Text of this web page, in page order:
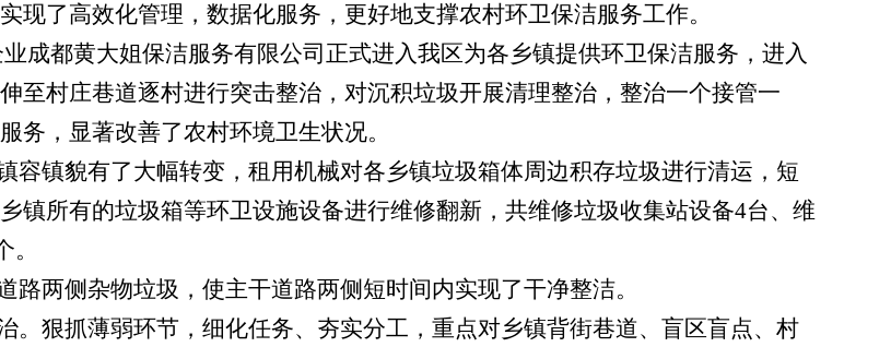
现了高效化管理，数据化服务，更好地支撑农村环卫保洁服务工作。
业成都黄大姐保洁服务有限公司正式进入我区为各乡镇提供环卫保洁服务，进入
至村庄巷道逐村进行突击整治，对沉积垃圾开展清理整治，整治一个接管一
务，显著改善了农村环境卫生状况。
容镇貌有了大幅转变，租用机械对各乡镇垃圾箱体周边积存垃圾进行清运，短
镇所有的垃圾箱等环卫设施设备进行维修翻新，共维修垃圾收集站设备4台、维
。
两侧杂物垃圾，使主干道路两侧短时间内实现了干净整洁。
。狠抓薄弱环节，细化任务、夯实分工，重点对乡镇背街巷道、盲区盲点、村